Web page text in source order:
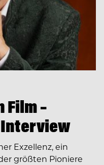
Film –
Interview
Exzellenz, ein
größten Pioniere